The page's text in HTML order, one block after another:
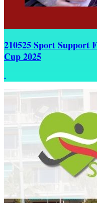
210525 Sport Support
Cup 2025
.